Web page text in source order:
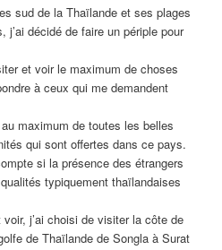
sud de la Thaïlande et ses plages
j’ai décidé de faire un périple pour
et voir le maximum de choses
à ceux qui me demandent
maximum de toutes les belles
qui sont offertes dans ce pays.
si la présence des étrangers
typiquement thaïlandaises
j’ai choisi de visiter la côte de
de Thaïlande de Songla à Surat